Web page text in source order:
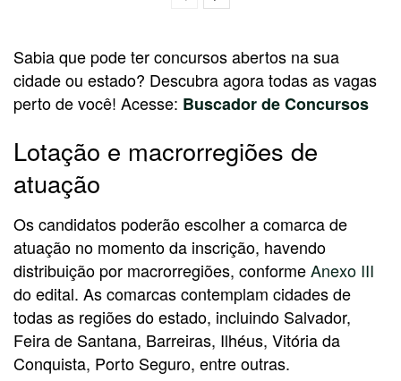
Sabia que pode ter concursos abertos na sua
cidade ou estado? Descubra agora todas as vagas
perto de você! Acesse: Buscador de Concursos
Lotação e macrorregiões de
atuação
Os candidatos poderão escolher a comarca de
atuação no momento da inscrição, havendo
distribuição por macrorregiões, conformeAnexo III
do edital. As comarcas contemplam cidades de
todas as regiões do estado, incluindo Salvador,
Feira de Santana, Barreiras, Ilhéus, Vitória da
Conquista, Porto Seguro, entre outras.